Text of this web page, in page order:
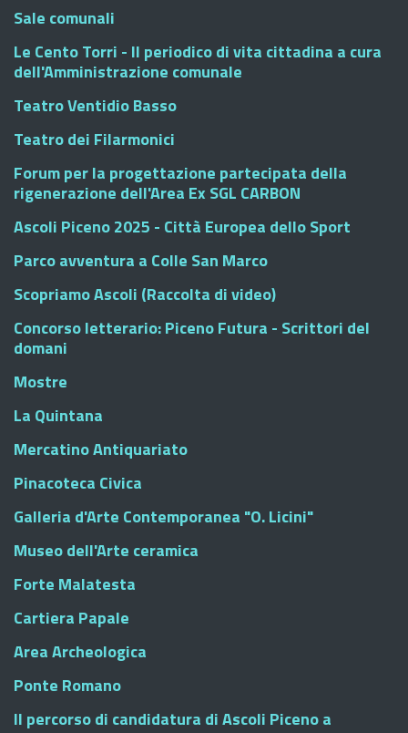
Sale comunali
Le Cento Torri - Il periodico di vita cittadina a cura
dell'Amministrazione comunale
Teatro Ventidio Basso
Teatro dei Filarmonici
Forum per la progettazione partecipata della
rigenerazione dell'Area Ex SGL CARBON
Ascoli Piceno 2025 - Città Europea dello Sport
Parco avventura a Colle San Marco
Scopriamo Ascoli (Raccolta di video)
Concorso letterario: Piceno Futura - Scrittori del
domani
Mostre
La Quintana
Mercatino Antiquariato
Pinacoteca Civica
Galleria d'Arte Contemporanea "O. Licini"
Museo dell'Arte ceramica
Forte Malatesta
Cartiera Papale
Area Archeologica
Ponte Romano
Il percorso di candidatura di Ascoli Piceno a